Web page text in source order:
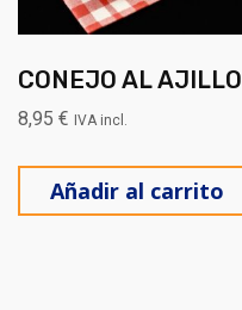
CONEJO AL AJILLO
8,95 € IVA incl.
Añadir al carrito